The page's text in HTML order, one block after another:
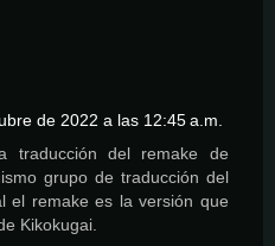
de 2022 a las 12:45 a.m.
traducción del remake de
grupo de traducción del
el remake es la versión que
Kikokugai.